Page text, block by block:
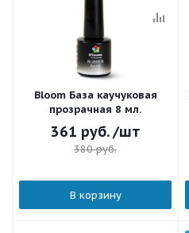
Bloom База каучуковая
прозрачная 8 мл.
361 руб. /шт
380руб.
В корзину